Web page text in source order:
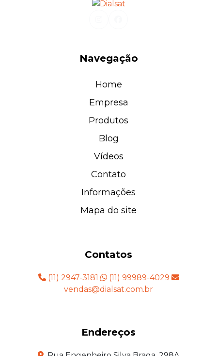
Navegação
Home
Empresa
Produtos
Blog
Vídeos
Contato
Informações
Mapa do site
Contatos
(11) 2947-3181
(11) 99989-4029
vendas@dialsat.com.br
Endereços